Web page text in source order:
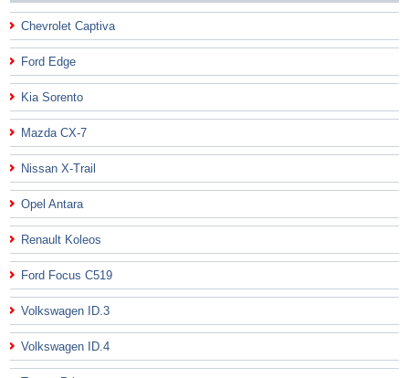
Chevrolet Captiva
Ford Edge
Kia Sorento
Mazda CX-7
Nissan X-Trail
Opel Antara
Renault Koleos
Ford Focus C519
Volkswagen ID.3
Volkswagen ID.4